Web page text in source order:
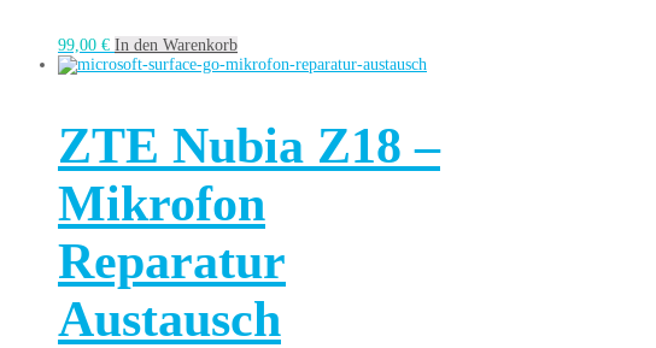
99,00 € In den Warenkorb
ZTE Nubia Z18 –
Mikrofon
Reparatur
Austausch